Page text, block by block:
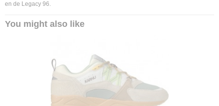
en de Legacy 96.
You might also like